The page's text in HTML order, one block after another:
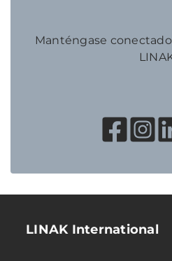
Manténgase
LINAK International